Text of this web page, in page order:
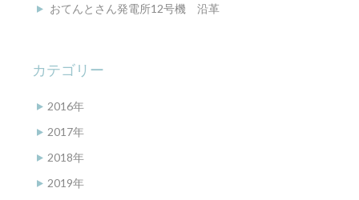
おてんとさん発電所12号機 沿革
カテゴリー
2016年
2017年
2018年
2019年